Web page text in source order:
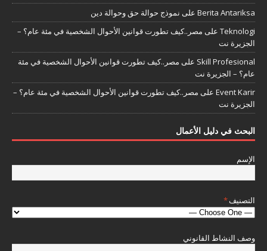
Berita Antariksa على نموذج حوالة حق وحوالة دين
Teknologi على مصر..كيف تطورت قوانين الأحوال الشخصية في مئة عام؟ –
الجزيرة نت
Skill Profesional على مصر..كيف تطورت قوانين الأحوال الشخصية في مئة
عام؟ – الجزيرة نت
Event Karir على مصر..كيف تطورت قوانين الأحوال الشخصية في مئة عام؟ –
الجزيرة نت
البحث في دليل الأعمال
الإسم
التصنيف*
وصف النشاط القانوني